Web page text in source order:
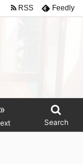
»
Search
RSS Feedly